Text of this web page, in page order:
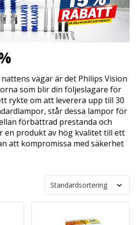
vägar är det Philips Vision
som blir din följeslagare för
rykte om att leverera upp till 30
står dessa lampor för
förbättrad prestanda och
en produkt av hög kvalitet till ett
att kompromissa med säkerhet